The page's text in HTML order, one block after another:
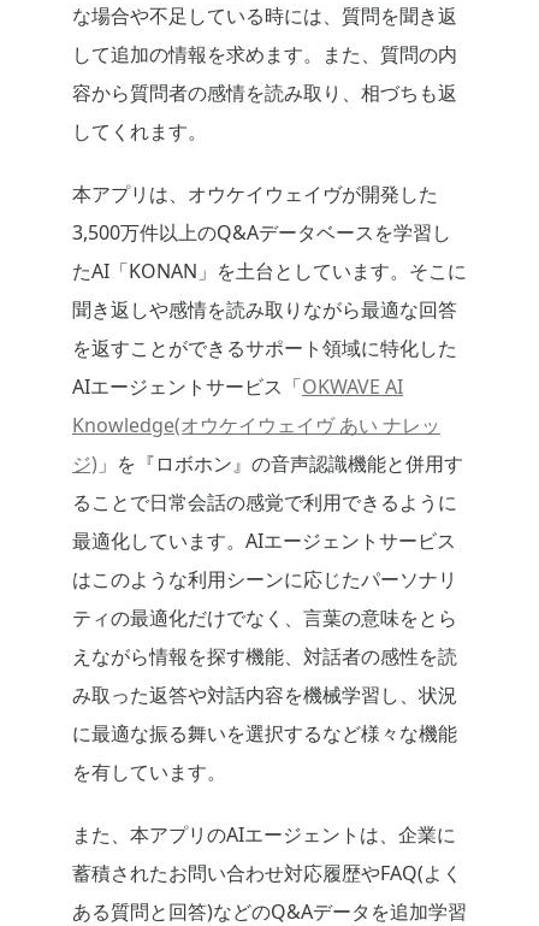
な場合や不足している時には、質問を聞き返
して追加の情報を求めます。また、質問の内
容から質問者の感情を読み取り、相づちも返
してくれます。
本アプリは、オウケイウェイヴが開発した
3,500万件以上のQ&Aデータベースを学習し
たAI「KONAN」を土台としています。そこに
聞き返しや感情を読み取りながら最適な回答
を返すことができるサポート領域に特化した
AIエージェントサービス「OKWAVE AI
Knowledge(オウケイウェイヴ あい ナレッ
ジ) 」を『ロボホン』の音声認識機能と併用す
ることで日常会話の感覚で利用できるように
最適化しています。AIエージェントサービス
はこのような利用シーンに応じたパーソナリ
ティの最適化だけでなく、言葉の意味をとら
えながら情報を探す機能、対話者の感性を読
み取った返答や対話内容を機械学習し、状況
に最適な振る舞いを選択するなど様々な機能
を有しています。
また、本アプリのAIエージェントは、企業に
蓄積されたお問い合わせ対応履歴やFAQ(よく
ある質問と回答)などのQ&Aデータを追加学習